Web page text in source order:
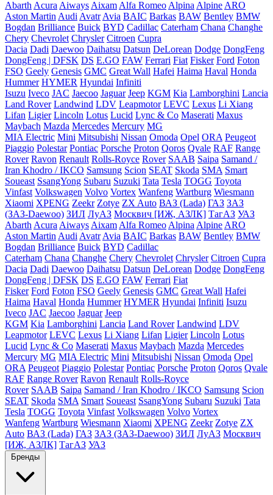
Abarth Acura Aiways Aixam Alfa Romeo Alpina Alpine ARO
Aston Martin Audi Avatr Avia BAIC Barkas BAW Bentley BMW
Bogdan Brilliance Buick BYD Cadillac Caterham Chana Changhe
Chery Chevrolet Chrysler Citroen Cupra
Dacia Dadi Daewoo Daihatsu Datsun DeLorean Dodge DongFeng
DongFeng | DFSK DS E.GO FAW Ferrari Fiat Fisker Ford Foton
FSO Geely Genesis GMC Great Wall Hafei Haima Haval Honda
Hummer HYMER Hyundai Infiniti
Isuzu Iveco JAC Jaecoo Jaguar Jeep KGM Kia Lamborghini Lancia
Land Rover Landwind LDV Leapmotor LEVC Lexus Li Xiang
Lifan Ligier Lincoln Lotus Lucid Lync & Co Maserati Maxus
Maybach Mazda Mercedes Mercury MG
MIA Electric Mini Mitsubishi Nissan Omoda Opel ORA Peugeot
Piaggio Polestar Pontiac Porsche Proton Qoros Qvale RAF Range
Rover Ravon Renault Rolls-Royce Rover SAAB Saipa Samand /
Iran Khodro / IKCO Samsung Scion SEAT Skoda SMA Smart
Soueast SsangYong Subaru Suzuki Tata Tesla TOGG Toyota
Vinfast Volkswagen Volvo Vortex Wanfeng Wartburg Wiesmann
Xiaomi XPENG Zeekr Zotye ZX Auto ВАЗ (Lada) ГАЗ ЗАЗ
(ЗАЗ-Daewoo) ЗИЛ ЛуАЗ Москвич [ИЖ, АЗЛК] ТагАЗ УАЗ
Abarth Acura Aiways Aixam Alfa Romeo Alpina Alpine ARO
Aston Martin Audi Avatr Avia BAIC Barkas BAW Bentley BMW
Bogdan Brilliance Buick BYD Cadillac
Caterham Chana Changhe Chery Chevrolet Chrysler Citroen Cupra
Dacia Dadi Daewoo Daihatsu Datsun DeLorean Dodge DongFeng
DongFeng | DFSK DS E.GO FAW Ferrari Fiat
Fisker Ford Foton FSO Geely Genesis GMC Great Wall Hafei
Haima Haval Honda Hummer HYMER Hyundai Infiniti Isuzu
Iveco JAC Jaecoo Jaguar Jeep
KGM Kia Lamborghini Lancia Land Rover Landwind LDV
Leapmotor LEVC Lexus Li Xiang Lifan Ligier Lincoln Lotus
Lucid Lync & Co Maserati Maxus Maybach Mazda Mercedes
Mercury MG MIA Electric Mini Mitsubishi Nissan Omoda Opel
ORA Peugeot Piaggio Polestar Pontiac Porsche Proton Qoros Qvale
RAF Range Rover Ravon Renault Rolls-Royce
Rover SAAB Saipa Samand / Iran Khodro / IKCO Samsung Scion
SEAT Skoda SMA Smart Soueast SsangYong Subaru Suzuki Tata
Tesla TOGG Toyota Vinfast Volkswagen Volvo Vortex
Wanfeng Wartburg Wiesmann Xiaomi XPENG Zeekr Zotye ZX
Auto ВАЗ (Lada) ГАЗ ЗАЗ (ЗАЗ-Daewoo) ЗИЛ ЛуАЗ Москвич
[ИЖ, АЗЛК] ТагАЗ УАЗ
Бренды